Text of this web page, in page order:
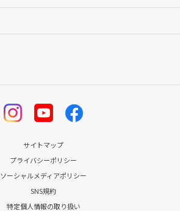
サイトマップ
プライバシーポリシー
ソーシャルメディアポリシー
SNS規約
特定個人情報の取り扱い